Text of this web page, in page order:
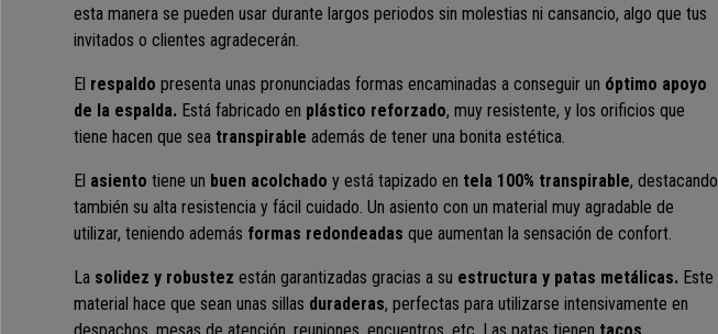
esta manera se pueden usar durante largos periodos sin molestias ni cansancio, algo que tus
invitados o clientes agradecerán.
El respaldo presenta unas pronunciadas formas encaminadas a conseguir un óptimo apoyo
de la espalda. Está fabricado en plástico reforzado, muy resistente, y los orificios que
tiene hacen que sea transpirable además de tener una bonita estética.
El asiento tiene un buen acolchado y está tapizado en tela 100% transpirable, destacando
también su alta resistencia y fácil cuidado. Un asiento con un material muy agradable de
utilizar, teniendo además formas redondeadas que aumentan la sensación de confort.
La solidez y robustez están garantizadas gracias a su estructura y patas metálicas. Este
material hace que sean unas sillas duraderas, perfectas para utilizarse intensivamente en